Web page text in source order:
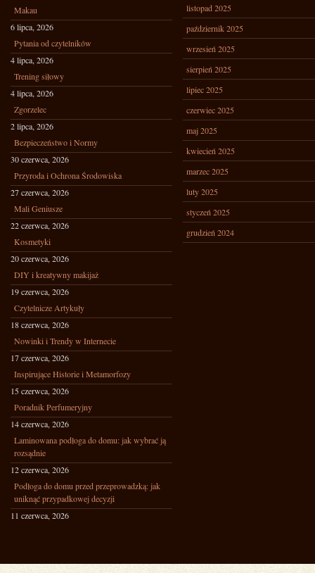
Makau
6 lipca, 2026
Pytania od czytelników
4 lipca, 2026
Trening siłowy
4 lipca, 2026
Zgorzelec
2 lipca, 2026
Bezpieczeństwo i Normy
30 czerwca, 2026
Przyroda i Ochrona Środowiska
27 czerwca, 2026
Mali Geniusze
22 czerwca, 2026
Kosmetyki
20 czerwca, 2026
DIY i kreatywny makijaż
19 czerwca, 2026
Czytelnicze Artykuły
18 czerwca, 2026
Nowinki i Trendy w Internecie
17 czerwca, 2026
Inspirujące Historie i Metamorfozy
15 czerwca, 2026
Poradnik Perfumeryjny
14 czerwca, 2026
Laminowana podłoga do domu: jak wybrać ją
rozsądnie
12 czerwca, 2026
Podłoga do domu przed przeprowadzką: jak
uniknąć przypadkowej decyzji
11 czerwca, 2026
listopad 2025
październik 2025
wrzesień 2025
sierpień 2025
lipiec 2025
czerwiec 2025
maj 2025
kwiecień 2025
marzec 2025
luty 2025
styczeń 2025
grudzień 2024